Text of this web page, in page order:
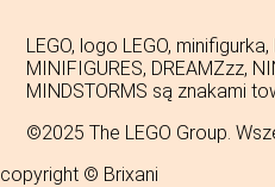
LEGO, logo LEGO,
MINIFIGURES, DREAMZzz,
MINDSTORMS są znakami
©2025 The LEGO Group.
copyright © Brixani